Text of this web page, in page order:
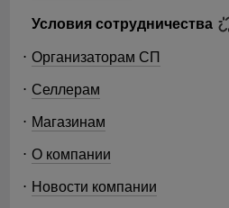
Условия сотрудничества
Организаторам СП
Селлерам
Магазинам
О компании
Новости компании